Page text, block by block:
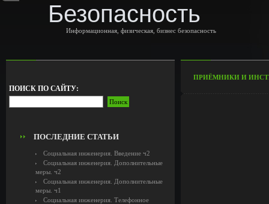
Безопасность
Информационная, физическая, бизнес безопасность
ПОИСК ПО САЙТУ:
ПОСЛЕДНИЕ СТАТЬИ
Социальная инженерия. Введение ч2
Социальная инженерия. Дополнительные
меры. ч2
Социальная инженерия. Дополнительные
меры. ч1
Социальная инженерия. Телефонное
ПРИЁМНИКИ И